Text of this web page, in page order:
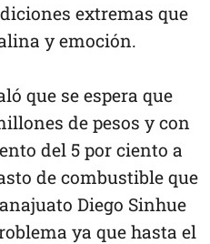
extremas que
y emoción.
que se espera que
de pesos y con
del 5 por ciento a
de combustible que
Diego Sinhue
ya que hasta el